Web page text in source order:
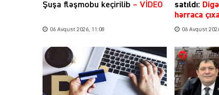
Şuşa fləşmobu keçirilib – VİDEO
06 Avqust 2026, 11:08
satıldı:
hərraca
06 Avqust